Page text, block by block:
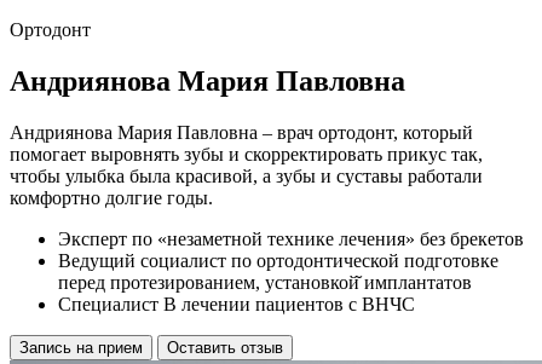
Ортодонт
Андриянова Мария Павловна
Андриянова Мария Павловна – врач ортодонт, который
помогает выровнять зубы и скорректировать прикус так,
чтобы улыбка была красивой, а зубы и суставы работали
комфортно долгие годы.
Эксперт по «незаметной технике лечения» без брекетов
Ведущий социалист по ортодонтической подготовке
перед протезированием, установкой̆ имплантатов
Специалист В лечении пациентов с ВНЧС
Запись на прием Оставить отзыв